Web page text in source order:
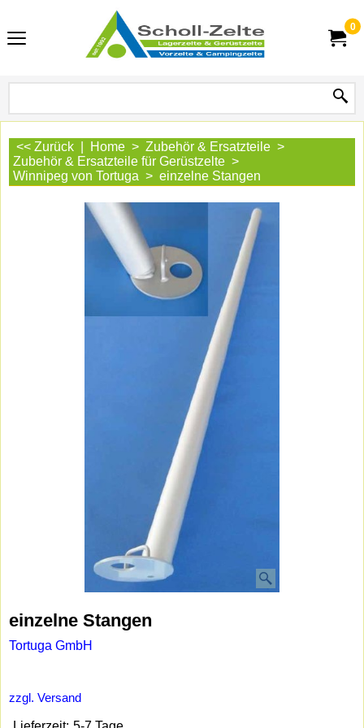
0
<< Zurück Home > Zubehör & Ersatzteile >
Zubehör & Ersatzteile für Gerüstzelte >
Winnipeg von Tortuga > einzelne Stangen
einzelne Stangen
Tortuga GmbH
zzgl. Versand